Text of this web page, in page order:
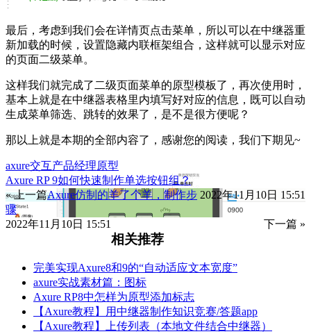
最后，考虑到我们会在详情页点击菜单，所以可以在中继器重
新加载的时候，设置隐藏内联框架组合，这样就可以显示对应
的页面二级菜单。
这样我们就完成了二级页面菜单的原型模板了，再次使用时，
基本上就是在中继器表格里内填写好对应的信息，既可以自动
生成菜单筛选、跳转的效果了，是不是很方便呢？
那以上就是本期的全部内容了，感谢您的阅读，我们下期见~
axure交互产品经理原型
Axure RP 9如何快速制作单选按钮组？
« 上一篇
2022年11月10日 15:51
Axure仿制的羊了个羊，制作步
骤
下一篇 »
2022年11月10日 15:51
相关推荐
完美实现Axure8和9的“自动适应文本宽度”
axure实战素材篇：图标
Axure RP8中怎样为原型添加标志
【Axure教程】用中继器制作知识竞赛/答题app
【Axure教程】上传列表（本地文件结合中继器）